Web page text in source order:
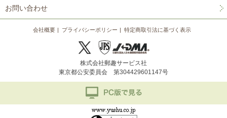
お問い合わせ
会社概要 プライバシーポリシー 特定商取引法に基づく表示
株式会社郵趣サービス社
東京都公安委員会 第304429601147号